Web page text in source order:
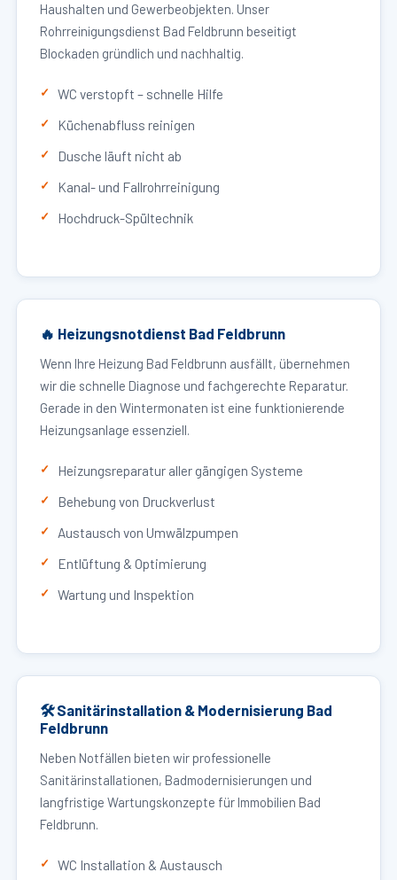
Haushalten und Gewerbeobjekten. Unser
Rohrreinigungsdienst Bad Feldbrunn beseitigt
Blockaden gründlich und nachhaltig.
WC verstopft – schnelle Hilfe
Küchenabfluss reinigen
Dusche läuft nicht ab
Kanal- und Fallrohrreinigung
Hochdruck-Spültechnik
🔥 Heizungsnotdienst Bad Feldbrunn
Wenn Ihre Heizung Bad Feldbrunn ausfällt, übernehmen
wir die schnelle Diagnose und fachgerechte Reparatur.
Gerade in den Wintermonaten ist eine funktionierende
Heizungsanlage essenziell.
Heizungsreparatur aller gängigen Systeme
Behebung von Druckverlust
Austausch von Umwälzpumpen
Entlüftung & Optimierung
Wartung und Inspektion
🛠 Sanitärinstallation & Modernisierung Bad
Feldbrunn
Neben Notfällen bieten wir professionelle
Sanitärinstallationen, Badmodernisierungen und
langfristige Wartungskonzepte für Immobilien Bad
Feldbrunn.
WC Installation & Austausch